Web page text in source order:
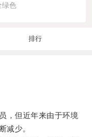
绿色
排行
但近年来由于环境
减少。